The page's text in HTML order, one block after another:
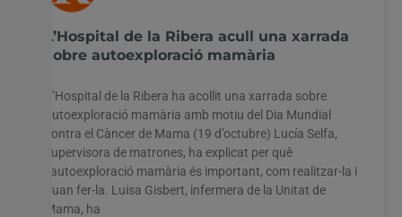
L’Hospital de la Ribera acull una xarrada
sobre autoexploració mamària
L’Hospital de la Ribera ha acollit una xarrada sobre
autoexploració mamària amb motiu del Dia Mundial
contra el Càncer de Mama (19 d’octubre) Lucía Selfa,
supervisora de matrones, ha explicat per què
l’autoexploració mamària és important, com realitzar-la i
quan fer-la. Luisa Gisbert, infermera de la Unitat de
Mama, ha